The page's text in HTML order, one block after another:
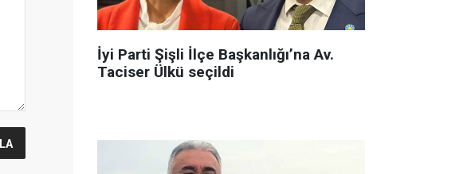
İyi Parti Şişli İlçe Başkanlığı’na Av.
Taciser Ülkü seçildi